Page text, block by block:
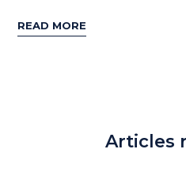
READ MORE
Articles